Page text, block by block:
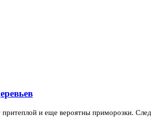
и еще вероятны приморозки.